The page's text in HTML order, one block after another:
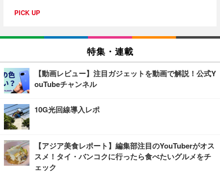
PICK UP
特集・連載
【動画レビュー】注目ガジェットを動画で解説！公式Y
ouTubeチャンネル
10G光回線導入レポ
【アジア美食レポート】編集部注目のYouTuberがオス
スメ！タイ・バンコクに行ったら食べたいグルメをチ
ェック